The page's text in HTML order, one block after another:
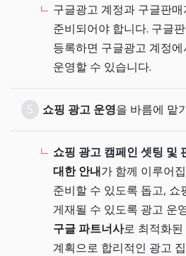
구글광고 계정과 구글판
준비되어야 합니다. 구글
등록하면 구글광고 계정에
운영할 수 있습니다.
5 쇼핑 광고 운영을 바름에 맡
쇼핑 광고 캠페인 셋팅 및
대한 안내가 함께 이루어
준비할 수 있도록 돕고,
게재될 수 있도록 광고 운
구글 파트너사로 최적화
계획으로 합리적인 광고